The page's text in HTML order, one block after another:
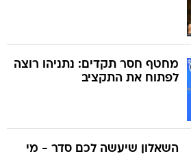
מחטף חסר תקדים: נתניהו רוצה
לפתוח את התקציב
השאלון שיעשה לכם סדר - מי